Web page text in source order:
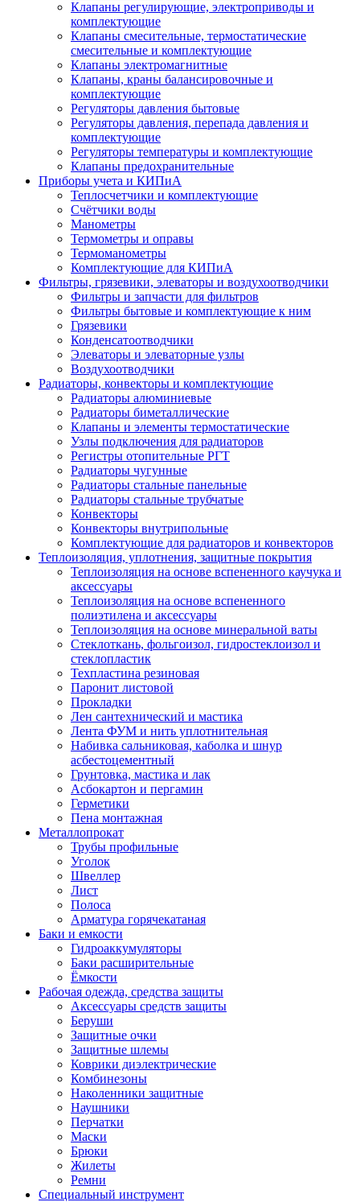
Клапаны регулирующие, электроприводы и
комплектующие
Клапаны смесительные, термостатические
смесительные и комплектующие
Клапаны электромагнитные
Клапаны, краны балансировочные и
комплектующие
Регуляторы давления бытовые
Регуляторы давления, перепада давления и
комплектующие
Регуляторы температуры и комплектующие
Клапаны предохранительные
Приборы учета и КИПиА
Теплосчетчики и комплектующие
Счётчики воды
Манометры
Термометры и оправы
Термоманометры
Комплектующие для КИПиА
Фильтры, грязевики, элеваторы и воздухоотводчики
Фильтры и запчасти для фильтров
Фильтры бытовые и комплектующие к ним
Грязевики
Конденсатоотводчики
Элеваторы и элеваторные узлы
Воздухоотводчики
Радиаторы, конвекторы и комплектующие
Радиаторы алюминиевые
Радиаторы биметаллические
Клапаны и элементы термостатические
Узлы подключения для радиаторов
Регистры отопительные РГТ
Радиаторы чугунные
Радиаторы стальные панельные
Радиаторы стальные трубчатые
Конвекторы
Конвекторы внутрипольные
Комплектующие для радиаторов и конвекторов
Теплоизоляция, уплотнения, защитные покрытия
Теплоизоляция на основе вспененного каучука и
аксессуары
Теплоизоляция на основе вспененного
полиэтилена и аксессуары
Теплоизоляция на основе минеральной ваты
Стеклоткань, фольгоизол, гидростеклоизол и
стеклопластик
Техпластина резиновая
Паронит листовой
Прокладки
Лен сантехнический и мастика
Лента ФУМ и нить уплотнительная
Набивка сальниковая, каболка и шнур
асбестоцементный
Грунтовка, мастика и лак
Асбокартон и пергамин
Герметики
Пена монтажная
Металлопрокат
Трубы профильные
Уголок
Швеллер
Лист
Полоса
Арматура горячекатаная
Баки и емкости
Гидроаккумуляторы
Баки расширительные
Ёмкости
Рабочая одежда, средства защиты
Аксессуары средств защиты
Беруши
Защитные очки
Защитные шлемы
Коврики диэлектрические
Комбинезоны
Наколенники защитные
Наушники
Перчатки
Маски
Брюки
Жилеты
Ремни
Специальный инструмент